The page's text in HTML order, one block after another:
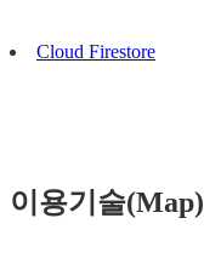
Cloud Firestore
이용기술(Map)